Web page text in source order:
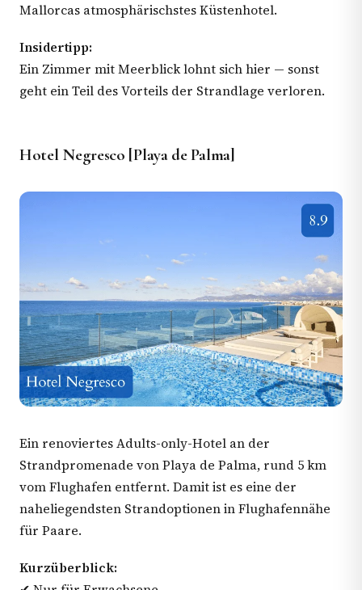
Mallorcas atmosphärischstes Küstenhotel.
Insidertipp:
Ein Zimmer mit Meerblick lohnt sich hier — sonst
geht ein Teil des Vorteils der Strandlage verloren.
Hotel Negresco [Playa de Palma]
Ein renoviertes Adults-only-Hotel an der
Strandpromenade von Playa de Palma, rund 5 km
vom Flughafen entfernt. Damit ist es eine der
naheliegendsten Strandoptionen in Flughafennähe
für Paare.
Kurzüberblick: